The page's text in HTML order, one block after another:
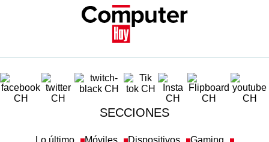
SECCIONES
Lo último Móviles Dispositivos
Gaming